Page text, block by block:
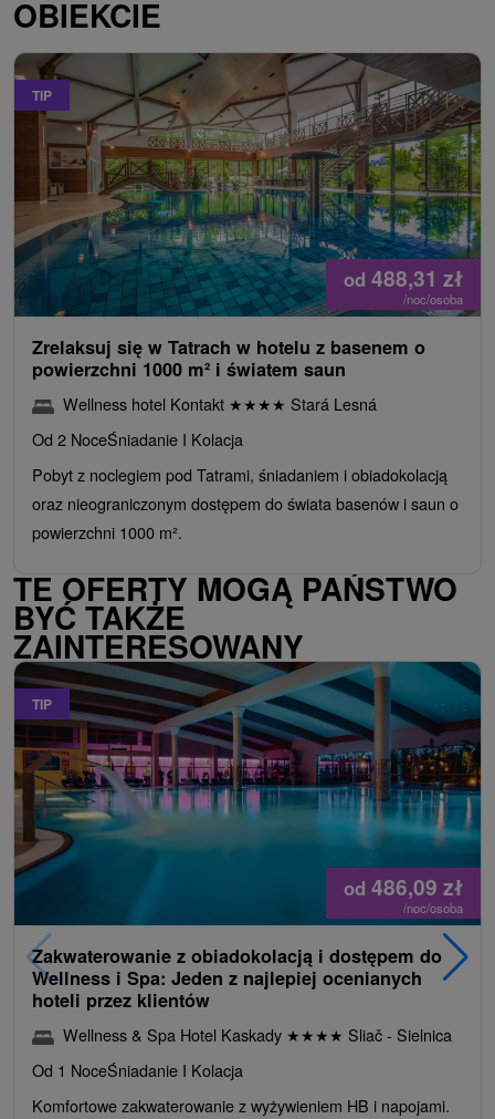
OBIEKCIE
TIP
od 488,31 zł
/noc/osoba
Zrelaksuj się w Tatrach w hotelu z basenem o
powierzchni 1000 m² i światem saun
Wellness hotel Kontakt ★★★★ Stará Lesná
Od 2 NoceŚniadanie I Kolacja
Pobyt z noclegiem pod Tatrami, śniadaniem i obiadokolacją
oraz nieograniczonym dostępem do świata basenów i saun o
powierzchni 1000 m².
TE OFERTY MOGĄ PAŃSTWO
BYĆ TAKŻE
ZAINTERESOWANY
TIP
od 486,09 zł
/noc/osoba
Zakwaterowanie z obiadokolacją i dostępem do
Wellness i Spa: Jeden z najlepiej ocenianych
hoteli przez klientów
Wellness & Spa Hotel Kaskady ★★★★ Sliač - Sielnica
Od 1 NoceŚniadanie I Kolacja
Komfortowe zakwaterowanie z wyżywieniem HB i napojami.